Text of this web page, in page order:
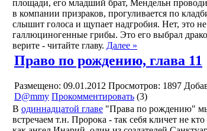
площади, его младший брат, Мендельн
в компании призраков, прогуливается по
слышит голоса и щупает надгробия. Нет, это не
галлюциногенные грибы. Это его выбрал
верите - читайте главу. Далее »
Право по рождению, глава 11
Размещено: 09.01.2012 Просмотров: 1897
D@mmy Прокомментировать (3)
В одиннадцатой главе "Права по рождению"
встречаем т.н. Пророка - так себя кличет не